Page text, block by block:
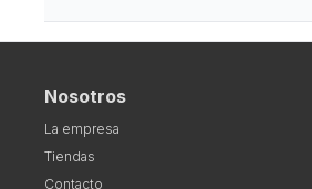
Nosotros
La empresa
Tiendas
Contacto